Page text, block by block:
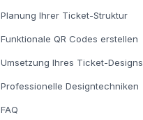
Planung Ihrer Ticket-Struktur
Funktionale QR Codes erstellen
Umsetzung Ihres Ticket-Designs
Professionelle Designtechniken
FAQ